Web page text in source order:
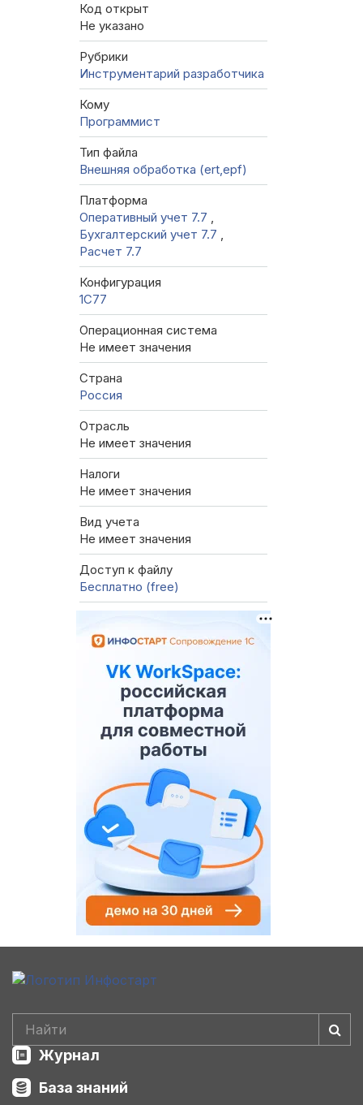
Код открыт
Не указано
Рубрики
Инструментарий разработчика
Кому
Программист
Тип файла
Внешняя обработка (ert,epf)
Платформа
Оперативный учет 7.7 ,
Бухгалтерский учет 7.7 ,
Расчет 7.7
Конфигурация
1C77
Операционная система
Не имеет значения
Страна
Россия
Отрасль
Не имеет значения
Налоги
Не имеет значения
Вид учета
Не имеет значения
Доступ к файлу
Бесплатно (free)
Журнал
База знаний